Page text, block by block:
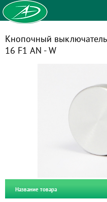
Кнопочный
16 F1 АN - W
Название товара